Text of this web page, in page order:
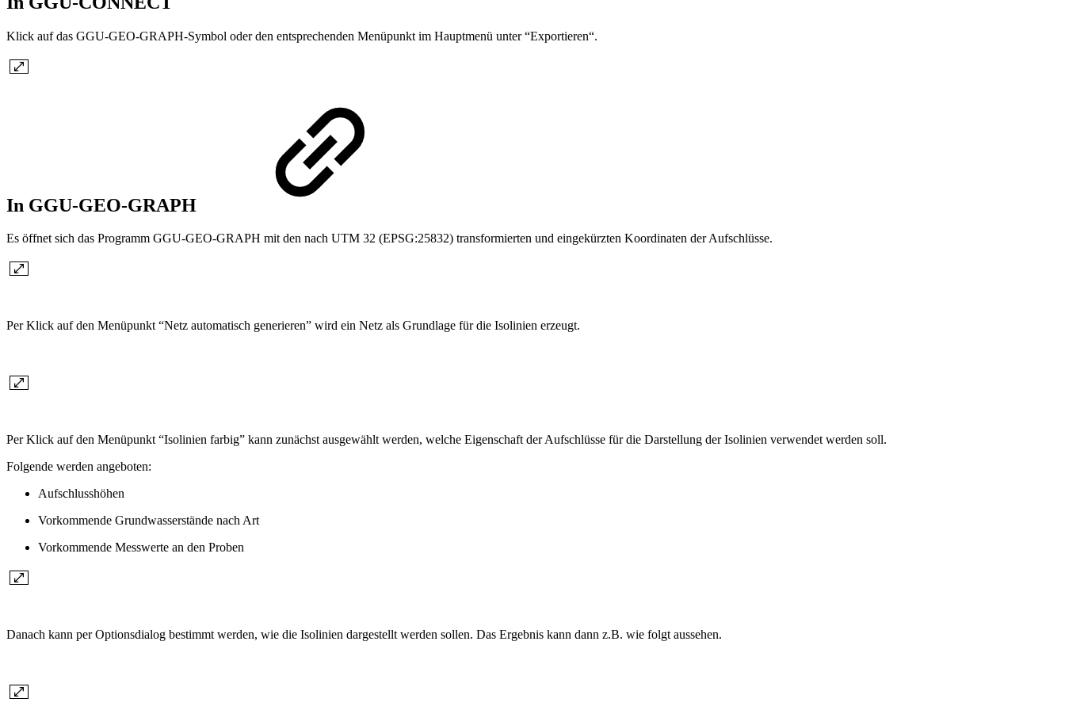
Klick auf das GGU-GEO-GRAPH-Symbol oder den entsprechenden Menüpunkt im Hauptmenü unter “Exportieren“.
In GGU-GEO-GRAPH
Es öffnet sich das Programm GGU-GEO-GRAPH mit den nach UTM 32 (EPSG:25832) transformierten und eingekürzten Koordinaten der Aufschlüsse.
Per Klick auf den Menüpunkt “Netz automatisch generieren” wird ein Netz als Grundlage für die Isolinien erzeugt.
Per Klick auf den Menüpunkt “Isolinien farbig” kann zunächst ausgewählt werden, welche Eigenschaft der Aufschlüsse für die Darstellung der Isolinien verwendet werden soll.
Folgende werden angeboten:
Aufschlusshöhen
Vorkommende Grundwasserstände nach Art
Vorkommende Messwerte an den Proben
Danach kann per Optionsdialog bestimmt werden, wie die Isolinien dargestellt werden sollen. Das Ergebnis kann dann z.B. wie folgt aussehen.